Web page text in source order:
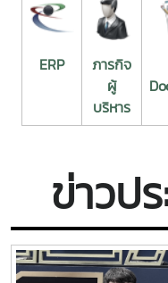
ERP
ภารกิจ
ผู้
บริหาร
ข่าวป